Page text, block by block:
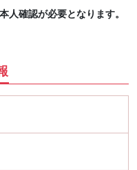
人確認が必要となります。